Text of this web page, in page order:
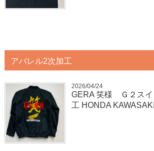
アパレル2次加工
2026/04/24
GERA 笑様 Ｇ２スイ
工 HONDA